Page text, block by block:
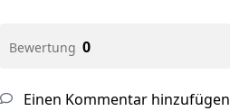
Bewertung 0
Einen Kommentar hinzufügen